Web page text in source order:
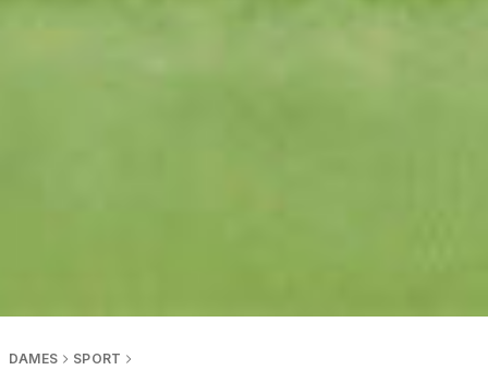
DAMES SPORT